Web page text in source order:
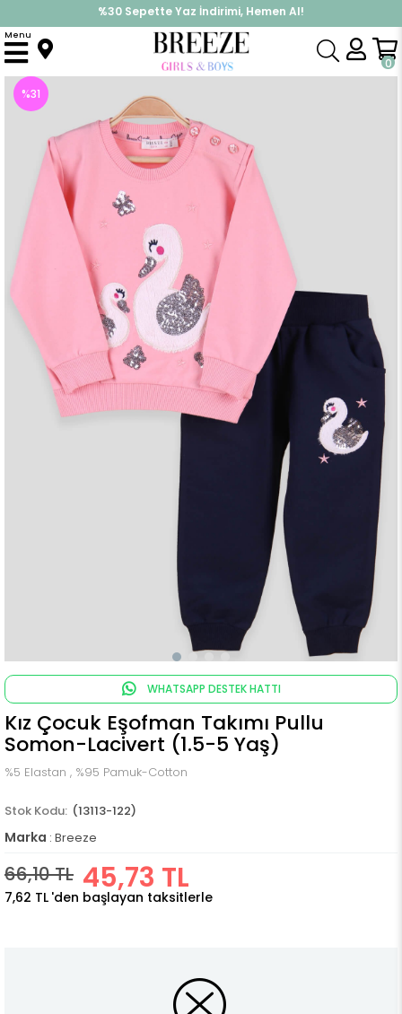
%30 Sepette Yaz İndirimi, Hemen Al!
İndirimlere ek %10 İndirimi Kap, Hemen Üye Ol!
0
Menu
Anasayfa Takımlar Eşofman Takımı Kız Çocuk Eşofman Takımı Pullu Somon-Lacivert (1.5-5 Yaş)
%31
WHATSAPP DESTEK HATTI
Kız Çocuk Eşofman Takımı Pullu
Somon-Lacivert (1.5-5 Yaş)
%5 Elastan , %95 Pamuk-Cotton
(13113-122)
Marka : Breeze
66,10 TL 45,73 TL
7,62 TL 'den başlayan taksitlerle